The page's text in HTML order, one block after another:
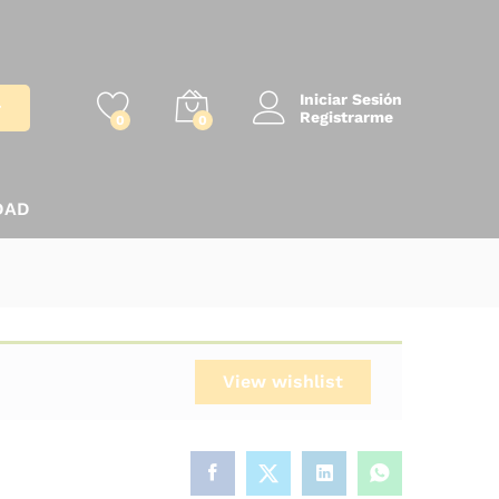
0 0
Iniciar Sesión
Registrarme
View wishlist